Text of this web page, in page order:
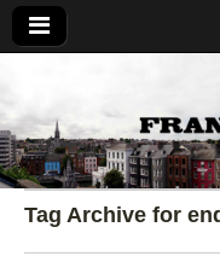
Francais Cork
Tag Archive for